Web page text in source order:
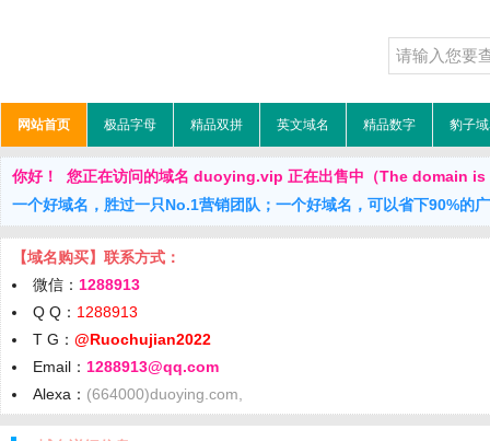
网站首页 极品字母 精品双拼 英文域名 精品数字 豹子
你好！ 您正在访问的域名 duoying.vip 正在出售中（The domain
一个好域名，胜过一只No.1营销团队；一个好域名，可以省下90%的
【域名购买】联系方式：
微信： 1288913
Q Q： 1288913
T G： @Ruochujian2022
Email： 1288913@qq.com
Alexa： (664000)duoying.com,